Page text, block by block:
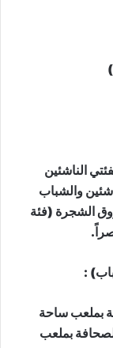
الناشئين
والشباب
الشجرة (فئة
:
بملعب ساحة
الشرقية، والإتحاد الصحافة وشباب ١٦ الصحافة بملعب